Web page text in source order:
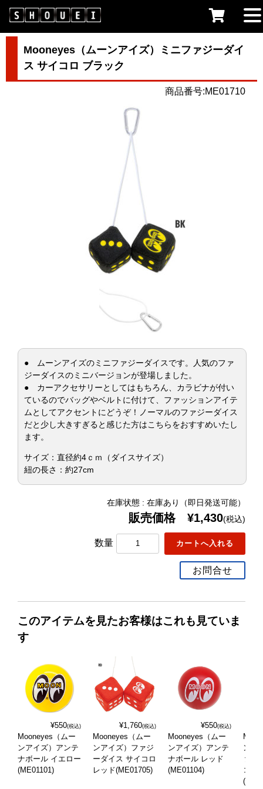
Mooneyes（ムーンアイズ）ミニファジーダイ
ス サイコロ ブラック
商品番号:ME01710
● ムーンアイズのミニファジーダイスです。人気のファ
ジーダイスのミニバージョンが登場しました。
● カーアクセサリーとしてはもちろん、カラビナが付い
ているのでバッグやベルトに付けて、ファッションアイテ
ムとしてアクセントにどうぞ！ノーマルのファジーダイス
だと少し大きすぎると感じた方はこちらをおすすめいたし
ます。
サイズ：直径約4ｃｍ（ダイスサイズ）
紐の長さ：約27cm
在庫状態 : 在庫あり（即日発送可能）
販売価格 ¥1,430(税込)
数量
お問合せ
このアイテムを見たお客様はこれも見ていま
す
¥550(税込)
Mooneyes（ムー
ンアイズ）アンテ
ナボール イエロー
(ME01101)
¥1,760(税込)
Mooneyes（ムー
ンアイズ）ファジ
ーダイス サイコロ
レッド(ME01705)
¥550(税込)
Mooneyes（ムー
ンアイズ）アンテ
ナボール レッド
(ME01104)
ンア
ァジ
コロ